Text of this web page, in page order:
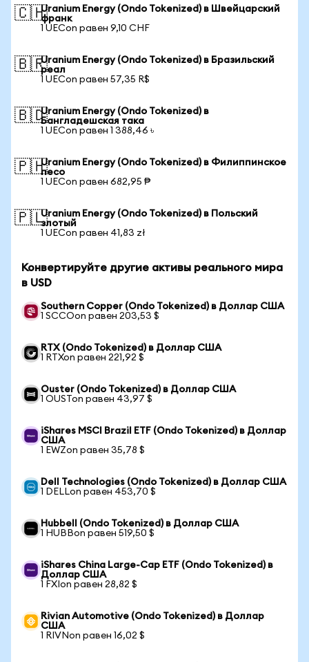
🇨🇭Uranium Energy (Ondo Tokenized) в Швейцарский
франк
1 UECon равен 9,10 CHF
🇧🇷Uranium Energy (Ondo Tokenized) в Бразильский
реал
1 UECon равен 57,35 R$
🇧🇩Uranium Energy (Ondo Tokenized) в
Бангладешская така
1 UECon равен 1 388,46 ৳
🇵🇭Uranium Energy (Ondo Tokenized) в Филиппинское
песо
1 UECon равен 682,95 ₱
🇵🇱Uranium Energy (Ondo Tokenized) в Польский
злотый
1 UECon равен 41,83 zł
Конвертируйте другие активы реального мира
в USD
Southern Copper (Ondo Tokenized) в Доллар США
1 SCCOon равен 203,53 $
RTX (Ondo Tokenized) в Доллар США
1 RTXon равен 221,92 $
Ouster (Ondo Tokenized) в Доллар США
1 OUSTon равен 43,97 $
iShares MSCI Brazil ETF (Ondo Tokenized) в Доллар
США
1 EWZon равен 35,78 $
Dell Technologies (Ondo Tokenized) в Доллар США
1 DELLon равен 453,70 $
Hubbell (Ondo Tokenized) в Доллар США
1 HUBBon равен 519,50 $
iShares China Large-Cap ETF (Ondo Tokenized) в
Доллар США
1 FXIon равен 28,82 $
Rivian Automotive (Ondo Tokenized) в Доллар
США
1 RIVNon равен 16,02 $